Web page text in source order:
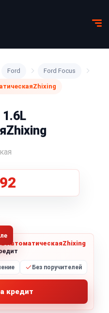
Ford Ford Focus
1.6L
АвтоматическаяZhixing
Без поручителей
кредит